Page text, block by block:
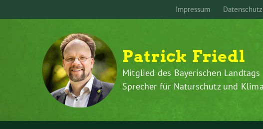
Inhalt
zum
Impressum
Patrick Friedl
Mitglied des Bayerischen Landtags
Sprecher für Naturschutz und